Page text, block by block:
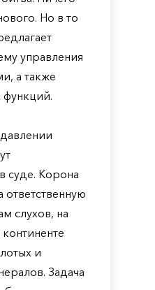
Но в то
управления
а также
функций.
суде. Корона
ответственную
слухов, на
и
Задача